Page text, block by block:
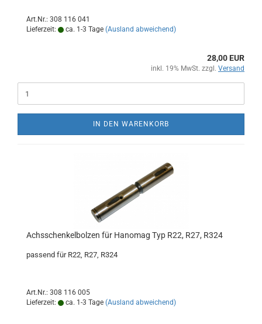
Art.Nr.: 308 116 041
Lieferzeit:
ca. 1-3 Tage (Ausland abweichend)
28,00 EUR
inkl. 19% MwSt. zzgl. Versand
IN DEN WARENKORB
Achsschenkelbolzen für Hanomag Typ R22, R27, R324
passend für R22, R27, R324
Art.Nr.: 308 116 005
Lieferzeit:
ca. 1-3 Tage (Ausland abweichend)